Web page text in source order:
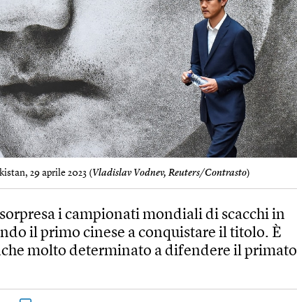
29 aprile 2023 (Vladislav Vodnev, Reuters/Contrasto)
i campionati mondiali di scacchi in
il primo cinese a conquistare il titolo. È
molto determinato a difendere il primato